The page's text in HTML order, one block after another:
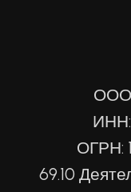
ИНН:
ОГРН:
69.10